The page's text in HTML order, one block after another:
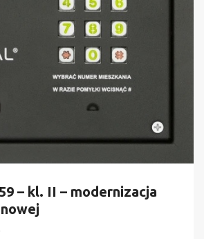
– kl. II – modernizacja